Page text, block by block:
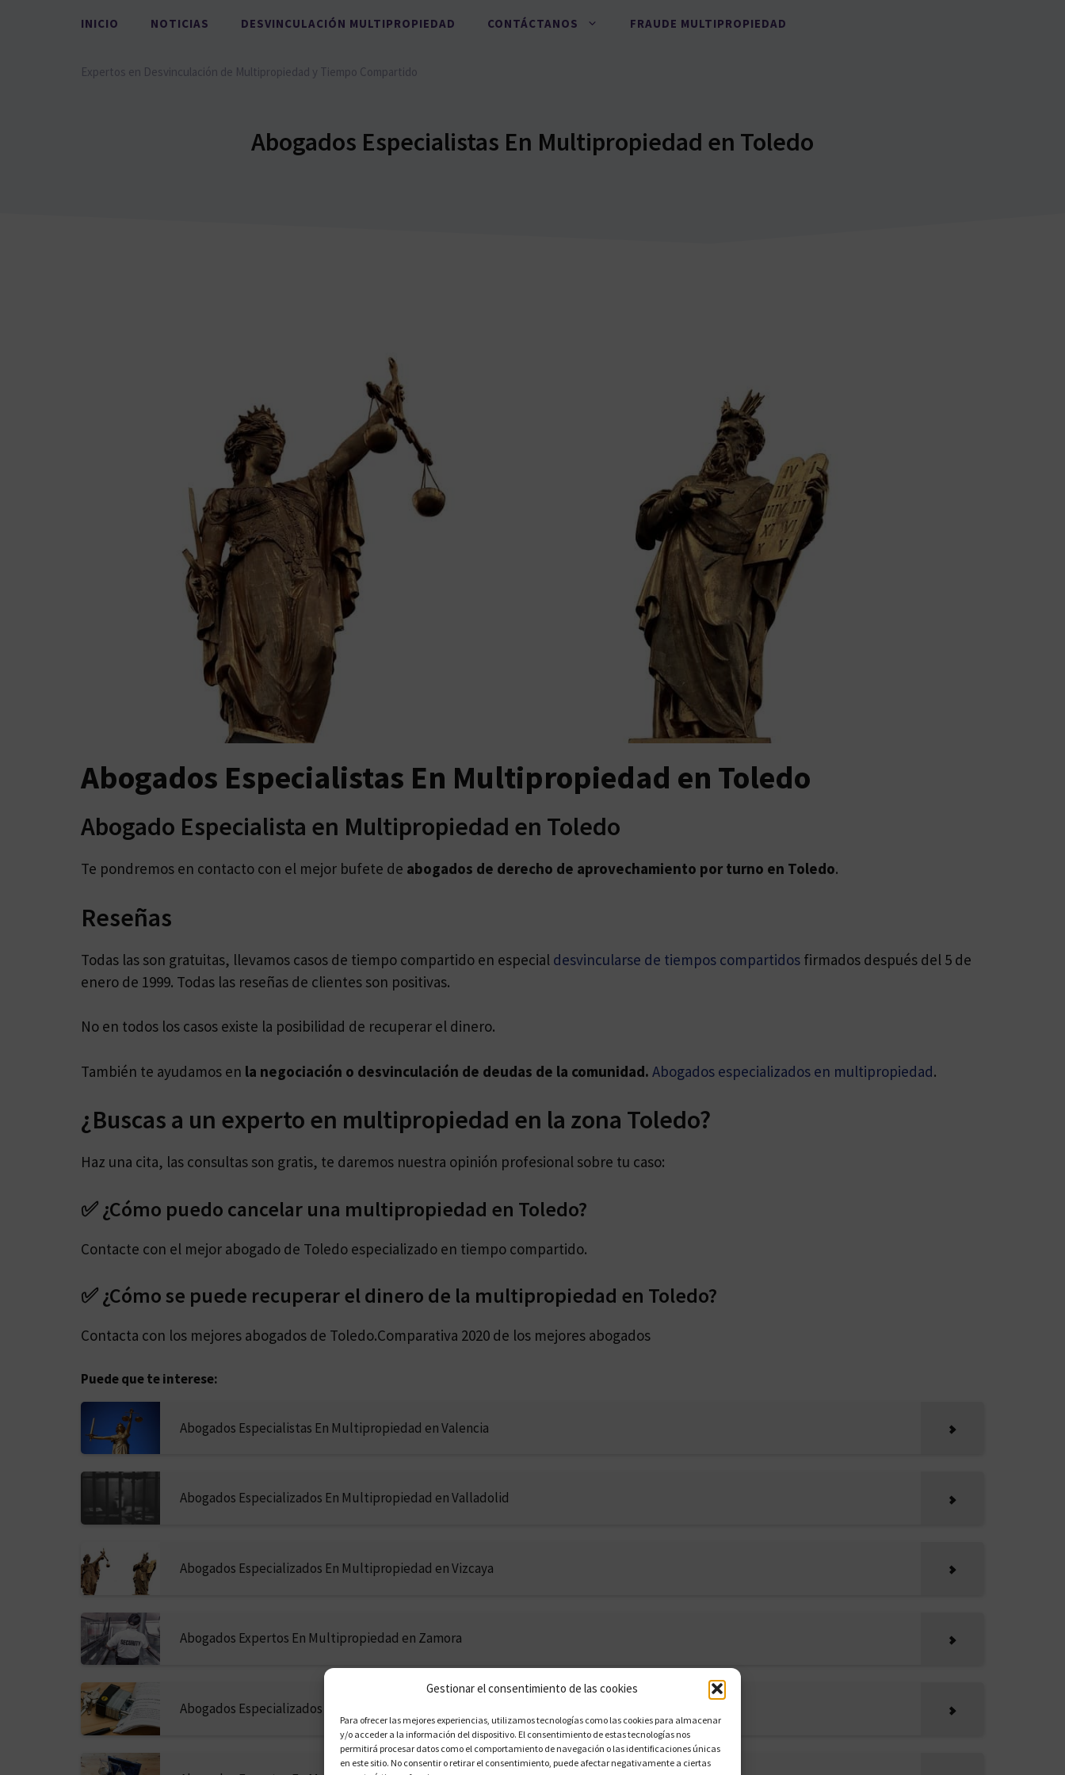
Gestionar el consentimiento de las cookies
Para ofrecer las mejores experiencias, utilizamos tecnologías como las cookies para almacenar
y/o acceder a la información del dispositivo. El consentimiento de estas tecnologías nos
permitirá procesar datos como el comportamiento de navegación o las identificaciones únicas
en este sitio. No consentir o retirar el consentimiento, puede afectar negativamente a ciertas
INICIO NOTICIAS DESVINCULACIÓN MULTIPROPIEDAD CONTÁCTANOS FRAUDE MULTIPROPIEDAD
Expertos en Desvinculación de Multipropiedad y Tiempo Compartido
Abogados Especialistas En Multipropiedad en Toledo
Abogados Especialistas En Multipropiedad en Toledo
Abogado Especialista en Multipropiedad en Toledo
Te pondremos en contacto con el mejor bufete de abogados de derecho de aprovechamiento por turno en Toledo.
Reseñas
Todas las son gratuitas, llevamos casos de tiempo compartido en especial desvincularse de tiempos compartidos firmados después del 5 de
enero de 1999. Todas las reseñas de clientes son positivas.
No en todos los casos existe la posibilidad de recuperar el dinero.
También te ayudamos en la negociación o desvinculación de deudas de la comunidad. Abogados especializados en multipropiedad.
¿Buscas a un experto en multipropiedad en la zona Toledo?
Haz una cita, las consultas son gratis, te daremos nuestra opinión profesional sobre tu caso:
✅ ¿Cómo puedo cancelar una multipropiedad en Toledo?
Contacte con el mejor abogado de Toledo especializado en tiempo compartido.
✅ ¿Cómo se puede recuperar el dinero de la multipropiedad en Toledo?
Contacta con los mejores abogados de Toledo.Comparativa 2020 de los mejores abogados
Puede que te interese:
Abogados Especialistas En Multipropiedad en Valencia
Abogados Especializados En Multipropiedad en Valladolid
Abogados Especializados En Multipropiedad en Vizcaya
Abogados Expertos En Multipropiedad en Zamora
Abogados Especializados En Multipropiedad en Zaragoza